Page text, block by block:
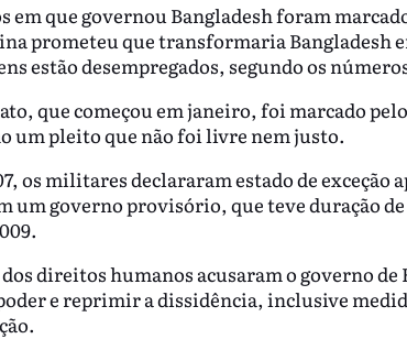
em que governou Bangladesh foram
prometeu que transformaria Bangladesh
estão desempregados, segundo os
que começou em janeiro, foi marcado
um pleito que não foi livre nem justo.
os militares declararam estado de exceção
um governo provisório, que teve duração
dos direitos humanos acusaram o governo
e reprimir a dissidência, inclusive